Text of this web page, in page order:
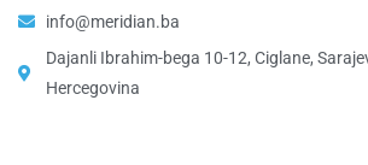
info@meridian.ba
Dajanli Ibrahim-bega 10-12, Ciglane,
Hercegovina​